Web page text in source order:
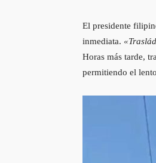
El presidente
inmediata.
Horas más tarde,
permitiendo el